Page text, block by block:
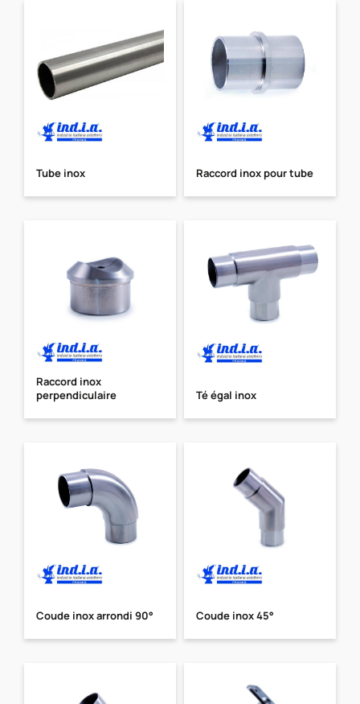
Tube inox Raccord inox pour tube
Raccord inox
perpendiculaire
Té égal inox
Coude inox arrondi 90° Coude inox 45°